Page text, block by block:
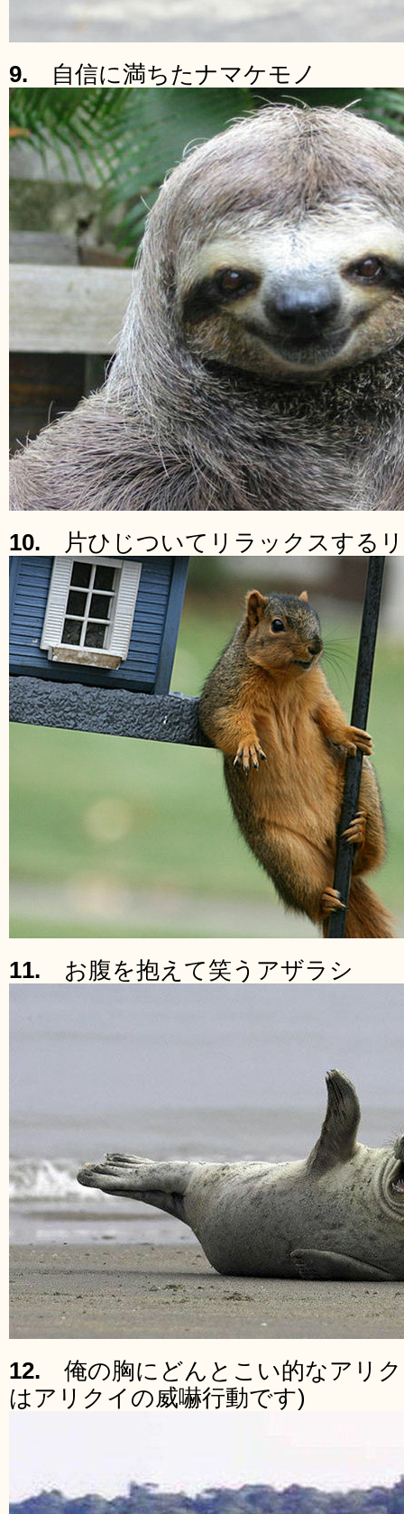
9. 自信に満ちたナマケモノ
10. 片ひじついてリラックスする
11. お腹を抱えて笑うアザラシ
12. 俺の胸にどんとこい的なアリ
はアリクイの威嚇行動です)